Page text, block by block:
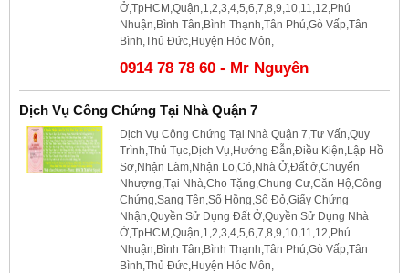
Ở,TpHCM,Quận,1,2,3,4,5,6,7,8,9,10,11,12,Phú
Nhuận,Bình Tân,Bình Thạnh,Tân Phú,Gò Vấp,Tân
Bình,Thủ Đức,Huyện Hóc Môn,
0914 78 78 60 - Mr Nguyên
Dịch Vụ Công Chứng Tại Nhà Quận 7
Dịch Vụ Công Chứng Tại Nhà Quận 7,Tư Vấn,Quy
Trình,Thủ Tục,Dịch Vụ,Hướng Đẫn,Điều Kiện,Lập Hồ
Sơ,Nhận Làm,Nhận Lo,Có,Nhà Ở,Đất ở,Chuyển
Nhượng,Tại Nhà,Cho Tặng,Chung Cư,Căn Hộ,Công
Chứng,Sang Tên,Sổ Hồng,Sổ Đỏ,Giấy Chứng
Nhận,Quyền Sử Dụng Đất Ở,Quyền Sử Dụng Nhà
Ở,TpHCM,Quận,1,2,3,4,5,6,7,8,9,10,11,12,Phú
Nhuận,Bình Tân,Bình Thạnh,Tân Phú,Gò Vấp,Tân
Bình,Thủ Đức,Huyện Hóc Môn,